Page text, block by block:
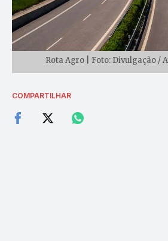
Rota Agro | Foto: Divulgação /
COMPARTILHAR